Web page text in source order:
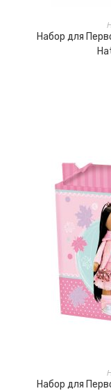
Набор для
Набор для